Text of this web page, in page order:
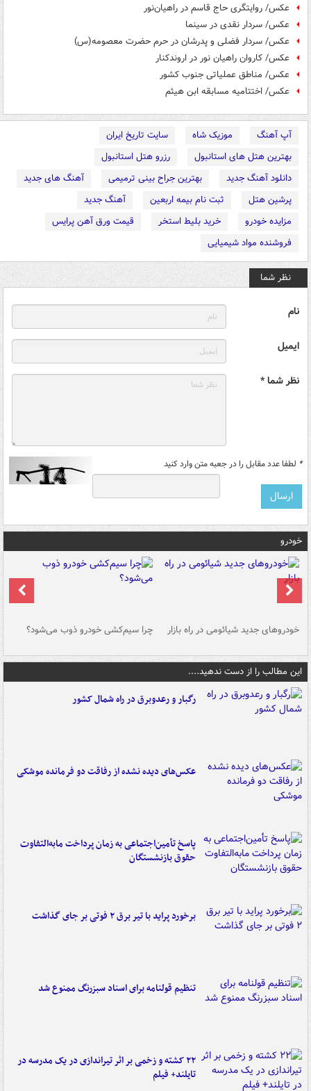
عکس/ روایتگری حاج قاسم در راهیان‌نور
عکس/ سردار نقدی در سینما
عکس/ سردار فضلی و پدرشان در حرم حضرت معصومه(س)
عکس/ کاروان راهیان نور در اروندکنار
عکس/ مناطق عملیاتی جنوب کشور
عکس/ اختتامیه مسابقه ابن هیثم
آپ آهنگ موزیک شاه
سایت تاریخ ایران
بهترین هتل های استانبول
رزرو هتل استانبول
دانلود آهنگ جدید
بهترین جراح بینی ترمیمی
آهنگ های جدید
پرشین هتل
ثبت نام بیمه اربعین
آهنگ جدید
مزایده خودرو
خرید بلیط استخر
قیمت ورق آهن پرایس
فروشنده مواد شیمیایی
نظر شما
نام
ایمیل
نظر شما *
* لطفا عدد مقابل را در جعبه متن وارد کنید
خودرو
خودروهای جدید شیائومی در راه بازار چرا سیم‌کشی خودرو ذوب می‌شود؟
این مطالب را از دست ندهید....
رگبار و رعدوبرق در راه شمال کشور
عکس‌های دیده نشده از رفاقت دو فرمانده‌ موشکی
پاسخ تأمین‌اجتماعی به زمان پرداخت مابه‌التفاوت
حقوق بازنشستگان
برخورد پراید با تیر برق ۲ فوتی بر جای گذاشت
تنظیم قولنامه برای اسناد سبزرنگ ممنوع شد
۲۲ کشته و زخمی بر اثر تیراندازی در یک مدرسه در
تایلند+ فیلم